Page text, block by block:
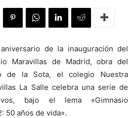
de la inauguración del
Maravillas de Madrid, obra del
de la Sota, el colegio Nuestra
La Salle celebra una serie de
bajo el lema «Gimnasio
50 años de vida».